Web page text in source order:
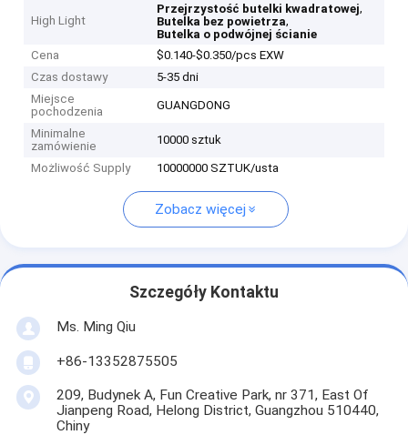
High Light
Przejrzystość butelki kwadratowej,
Butelka bez powietrza,
Butelka o podwójnej ścianie
Cena
$0.140-$0.350/pcs EXW
Czas dostawy
5-35 dni
Miejsce
pochodzenia
GUANGDONG
Minimalne
zamówienie
10000 sztuk
Możliwość Supply 10000000 SZTUK/usta
Zobacz więcej
Szczegóły Kontaktu
Ms. Ming Qiu
+86-13352875505
209, Budynek A, Fun Creative Park, nr 371, East Of
Jianpeng Road, Helong District, Guangzhou 510440,
Chiny